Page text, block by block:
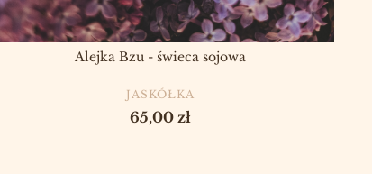
Alejka Bzu - świeca sojowa
PRODUCENT
JASKÓŁKA
Cena
65,00 zł